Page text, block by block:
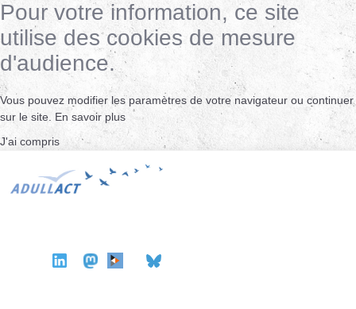
Pour votre information, ce site
utilise des cookies de mesure
d'audience.
Vous pouvez modifier les paramètres de votre navigateur ou continuer
sur le site. En savoir plus
J'ai compris